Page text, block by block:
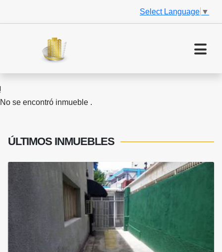
Select Language ▼
No se encontró inmueble .
ÚLTIMOS INMUEBLES